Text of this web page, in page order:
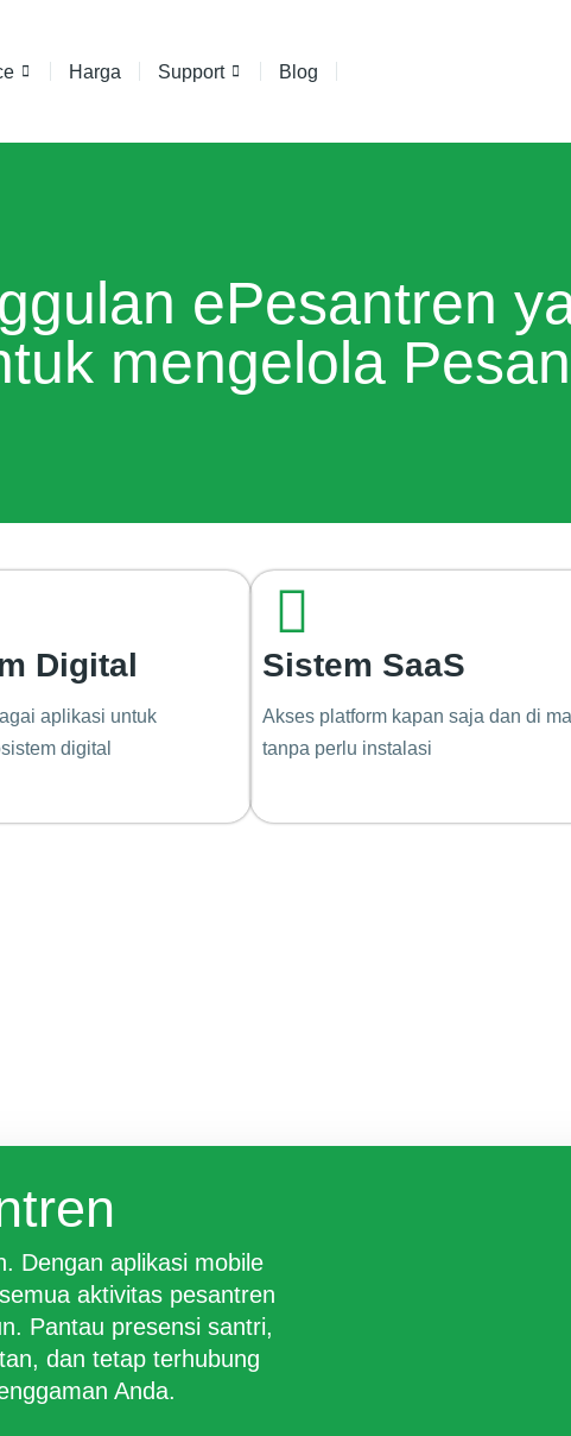
Harga Support Blog
ePesantren
mengelola
Digital
aplikasi untuk
digital
Sistem SaaS
Akses platform kapan saja dan di
tanpa perlu instalasi
Dengan aplikasi mobile
aktivitas pesantren
Pantau presensi santri,
dan tetap terhubung
Anda.